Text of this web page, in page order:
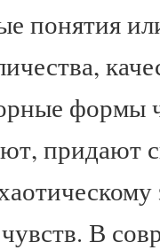
понятия
формы
придают
В